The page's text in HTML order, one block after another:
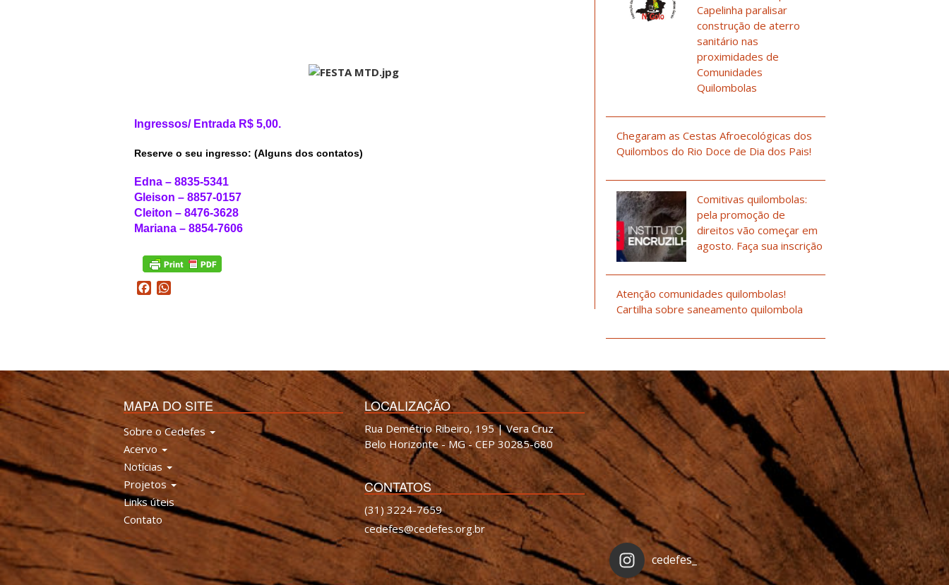
Ingressos/ Entrada R$ 5,00.
Reserve o seu ingresso: (Alguns dos contatos)
Edna – 8835-5341
Gleison – 8857-0157
Cleiton – 8476-3628
Mariana – 8854-7606
Facebook
Capelinha paralisar
construção de aterro
sanitário nas
proximidades de
Comunidades
Quilombolas
Chegaram as Cestas Afroecológicas dos
Quilombos do Rio Doce de Dia dos Pais!
Comitivas quilombolas:
pela promoção de
direitos vão começar em
agosto. Faça sua inscrição
Atenção comunidades quilombolas!
Cartilha sobre saneamento quilombola
MAPA DO SITE
Sobre o Cedefes
Acervo
Notícias
Projetos
Links úteis
Contato
LOCALIZAÇÃO
Rua Demétrio Ribeiro, 195 | Vera Cruz
Belo Horizonte - MG - CEP 30285-680
CONTATOS
(31) 3224-7659
cedefes@cedefes.org.br
cedefes_